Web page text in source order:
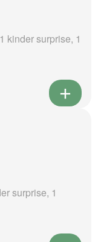
kinder surprise, 1
surprise, 1